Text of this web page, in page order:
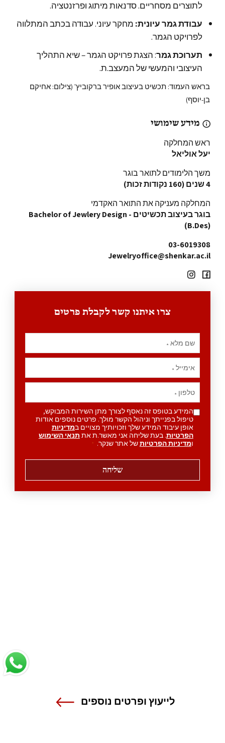
לתוצרים מסחריים. סדנאות מיתוג ופרזנטציה.
עבודת גמר עיונית: מחקר עיוני. עבודה בכתב המתלווה
לפרויקט הגמר.
תערוכת גמר: הצגת פרויקט הגמר – שיא התהליך
העיצובי והמעשי של המעצב.ת.
בראש העמוד: תכשיט בעיצוב אופיר ברקוביץ' (צילום: אחיקם
בן-יוסף)
מידע שימושי
ראש המחלקה
יעל אוליאל
משך הלימודים לתואר בוגר
4 שנים (160 נקודות זכות)
המחלקה מעניקה את התואר האקדמי
בוגר בעיצוב תכשיטים - Bachelor of Jewlery Design
(B.Des)
03-6019308
Jewelryoffice@shenkar.ac.il
צרו איתנו קשר לקבלת פרטים
שם מלא*
אימייל*
טלפון *
המידע בטופס זה נאסף לצורך מתן השירות המבוקש,
טיפול בפנייתך וניהול הקשר מולך. פרטים נוספים אודות
אופן עיבוד המידע שלך וזכויותיך מצויים במדיניות
הפרטיות. בעת שליחה אני מאשר.ת את תנאי השימוש
ומדיניות הפרטיותשל אתר שנקר. *
שליחה
לייעוץ ופרטים נוספים